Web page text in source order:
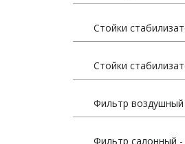
Стойки
Стойки
Фильтр
Фильтр салонный -